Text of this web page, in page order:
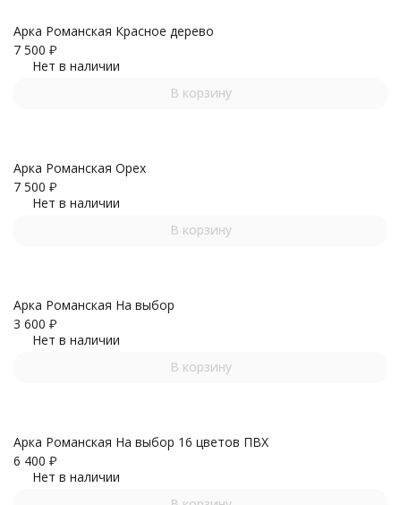
Арка Романская Красное дерево
7 500 ₽
Нет в наличии
В корзину
Арка Романская Орех
7 500 ₽
Нет в наличии
В корзину
Арка Романская На выбор
3 600 ₽
Нет в наличии
В корзину
Арка Романская На выбор 16 цветов ПВХ
6 400 ₽
Нет в наличии